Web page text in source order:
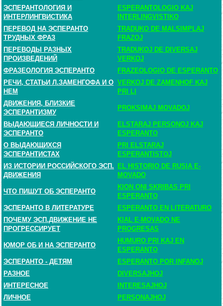
ЭСПЕРАНТОЛОГИЯ И
ИНТЕРЛИНГВИСТИКА
ESPERANTOLOGIO KAJ
INTERLINGVISTIKO
ПЕРЕВОД НА ЭСПЕРАНТО
ТРУДНЫХ ФРАЗ
TRADUKO DE MALSIMPLAJ
FRAZOJ
ПЕРЕВОДЫ РАЗНЫХ
ПРОИЗВЕДЕНИЙ
TRADUKOJ DE DIVERSAJ
VERKOJ
ФРАЗЕОЛОГИЯ ЭСПЕРАНТО
FRAZEOLOGIO DE ESPERANTO
РЕЧИ, СТАТЬИ Л.ЗАМЕНГОФА И О
НЕМ
VERKOJ DE ZAMENHOF KAJ
PRI LI
ДВИЖЕНИЯ, БЛИЗКИЕ
ЭСПЕРАНТИЗМУ
PROKSIMAJ MOVADOJ
ВЫДАЮЩИЕСЯ ЛИЧНОСТИ И
ЭСПЕРАНТО
ELSTARAJ PERSONOJ KAJ
ESPERANTO
О ВЫДАЮЩИХСЯ
ЭСПЕРАНТИСТАХ
PRI ELSTARAJ
ESPERANTISTOJ
ИЗ ИСТОРИИ РОССИЙСКОГО ЭСП.
ДВИЖЕНИЯ
EL HISTORIO DE RUSIA E-
MOVADO
ЧТО ПИШУТ ОБ ЭСПЕРАНТО
KION ONI SKRIBAS PRI
ESPERANTO
ЭСПЕРАНТО В ЛИТЕРАТУРЕ
ESPERANTO EN LITERATURO
ПОЧЕМУ ЭСП.ДВИЖЕНИЕ НЕ
ПРОГРЕССИРУЕТ
KIAL E-MOVADO NE
PROGRESAS
ЮМОР ОБ И НА ЭСПЕРАНТО
HUMURO PRI KAJ EN
ESPERANTO
ЭСПЕРАНТО - ДЕТЯМ
ESPERANTO POR INFANOJ
РАЗНОЕ
DIVERSAJHOJ
ИНТЕРЕСНОЕ
INTERESAJHOJ
ЛИЧНОЕ
PERSONAJHOJ